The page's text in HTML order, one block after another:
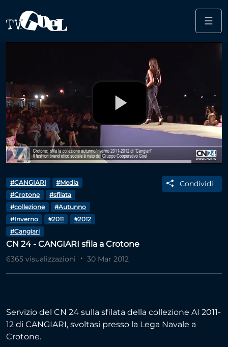
Salta al contenuto principale
☰
Play
Video
#CANGIARI
#Media
#Crotone
#sfilata
#collezione
#Autunno
#Inverno
#2011
#2012
#Cangiari
Condividi
CN 24 - CANGIARI sfila a Crotone
6365 visualizzazioni 30 Mar 2012
Servizio del CN 24 sulla sfilata della collezione AI 2011-
12 di CANGIARI, svoltasi presso la Lega Navale a
Crotone.